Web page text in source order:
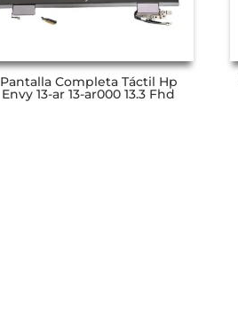
Pantalla Completa Táctil Hp
Envy 13-ar 13-ar000 13.3 Fhd